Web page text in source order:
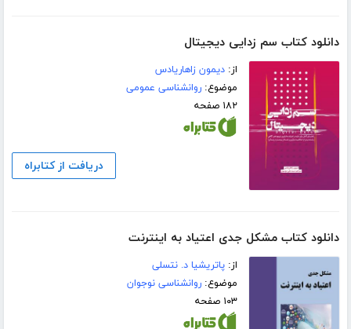
دانلود کتاب سم زدایی دیجیتال
از:دیمون زاهاریادس
موضوع:روانشناسی عمومی
۱۸۲ صفحه
دریافت از کتابراه
دانلود کتاب مشکل جدی اعتیاد به اینترنت
از:پاتریشیا د. نتسلی
موضوع:روانشناسی نوجوان
۱۰۳ صفحه